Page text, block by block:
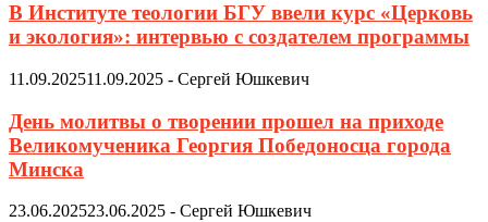
В Институте теологии БГУ ввели курс «Церковь
и экология»: интервью с создателем программы
11.09.202511.09.2025 - Сергей Юшкевич
День молитвы о творении прошел на приходе
Великомученика Георгия Победоносца города
Минска
23.06.202523.06.2025 - Сергей Юшкевич